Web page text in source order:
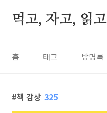
먹고, 자고, 읽고
홈 태그 방명록
책 감상 325